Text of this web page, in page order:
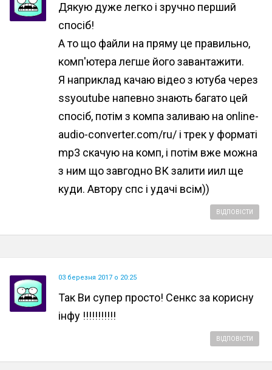
Дякую дуже легко і зручно перший
спосіб!
А то що файли на пряму це правильно,
комп'ютера легше його завантажити.
Я наприклад качаю відео з ютуба через
ssyoutube напевно знають багато цей
спосіб, потім з компа заливаю на online-
audio-converter.com/ru/ і трек у форматі
mp3 скачую на комп, і потім вже можна
з ним що завгодно ВК залити иил ще
куди. Автору спс і удачі всім))
ВІДПОВІСТИ
03 березня 2017 о 20:25
Так Ви супер просто! Сенкс за корисну
інфу !!!!!!!!!!!
ВІДПОВІСТИ